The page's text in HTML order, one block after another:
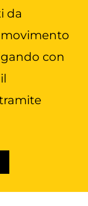
da
con